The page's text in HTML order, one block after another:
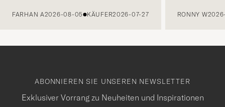
FARHAN A2026-08-05 KÄUFER2026-07-27 RONNY W
ABONNIEREN SIE UNSEREN NEWSLETTER
Exklusiver Vorrang zu Neuheiten und Inspirationen